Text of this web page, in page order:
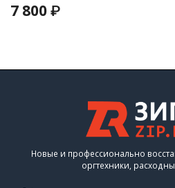
7 800 ₽
Новые и профессионально
оргтехники,